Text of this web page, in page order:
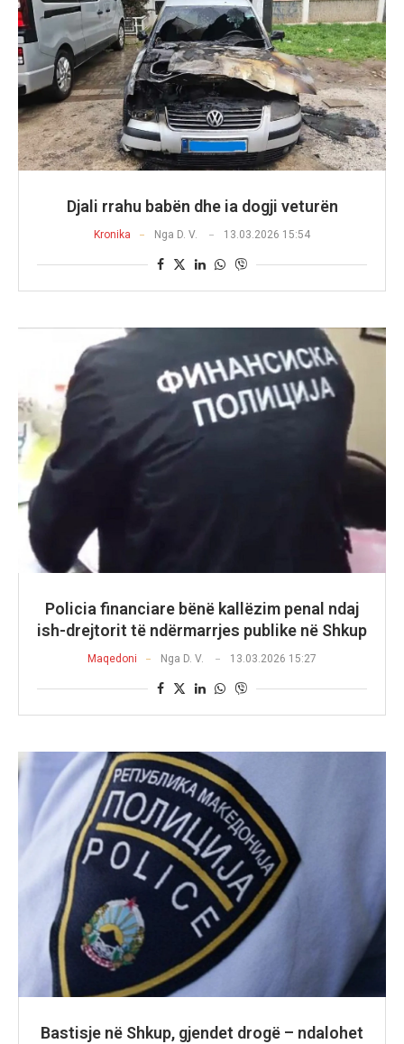
Djali rrahu babën dhe ia dogji veturën
Kronika Nga D. V. 13.03.2026 15:54
Policia financiare bënë kallëzim penal ndaj
ish-drejtorit të ndërmarrjes publike në Shkup
Maqedoni Nga D. V. 13.03.2026 15:27
Bastisje në Shkup, gjendet drogë – ndalohet